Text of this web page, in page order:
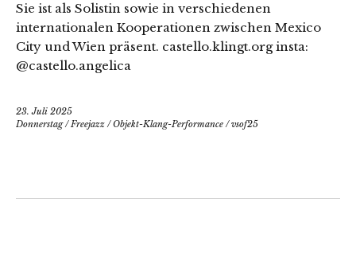
Sie ist als Solistin sowie in verschiedenen
internationalen Kooperationen zwischen Mexico
City und Wien präsent. castello.klingt.org insta:
@castello.angelica
23. Juli 2025
Donnerstag/Freejazz /Objekt-Klang-Performance /vsof25